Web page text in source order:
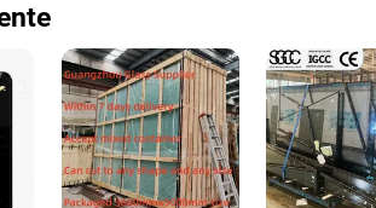
demande croissante pour le verre
personnalisé ?
d'aujourd'hui désirent des
et personnalisées dans leurs espaces
salle de bains personnalisable leur
les designs et les fonctionnalités à leur
la satisfaction et élève l'espace